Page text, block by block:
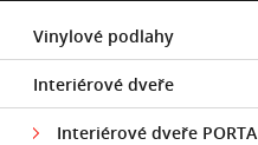
Vinylové podlahy
Interiérové dveře
Interiérové dveře PORTA